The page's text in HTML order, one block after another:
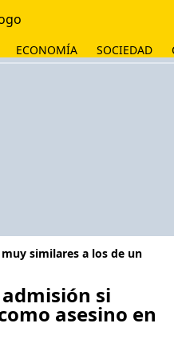
ECONOMÍA SOCIEDAD
similares a los de un
si
asesino en